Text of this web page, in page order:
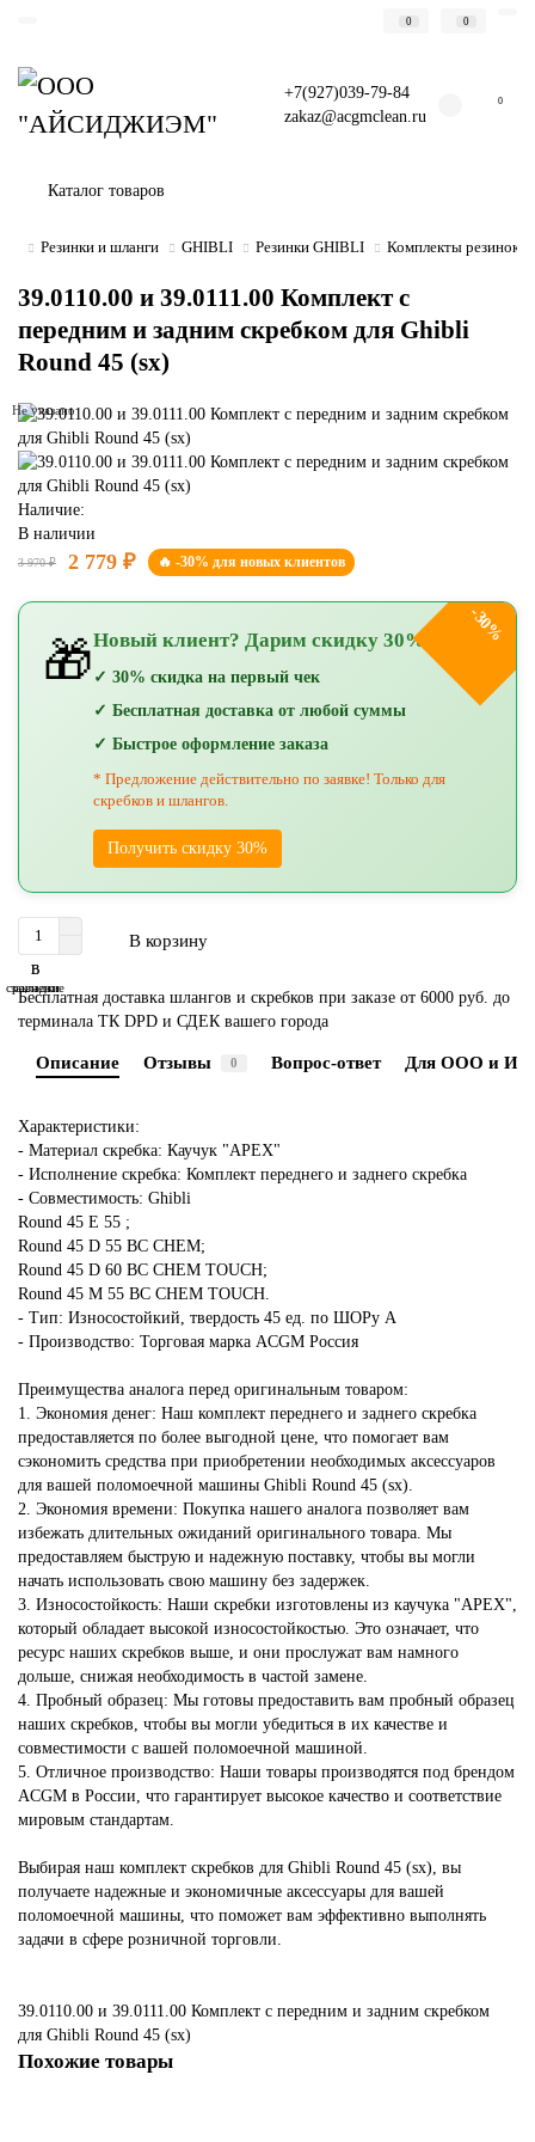
0 0
+7(927)039-79-84
zakaz@acgmclean.ru
0
Каталог товаров
Резинки и шланги GHIBLI Резинки GHIBLI Комплекты резинок
39.0110.00 и 39.0111.00 Комплект с
передним и задним скребком для Ghibli
Round 45 (sx)
Не указано
Наличие:
В наличии
3 970 ₽ 2 779 ₽ 🔥 -30% для новых клиентов
-30%
🎁Новый клиент? Дарим скидку 30%!
✓ 30% скидка на первый чек
✓ Бесплатная доставка от любой суммы
✓ Быстрое оформление заказа
* Предложение действительно по заявке! Только для
скребков и шлангов.
Получить скидку 30%
В корзину
В
закладки
В
сравнение
Бесплатная доставка шлангов и скребков при заказе от 6000 руб. до
терминала ТК DPD и СДЕК вашего города
Описание Отзывы 0 Вопрос-ответ Для ООО и ИП
Характеристики:
- Материал скребка: Каучук "APEX"
- Исполнение скребка: Комплект переднего и заднего скребка
- Совместимость: Ghibli
Round 45 E 55 ;
Round 45 D 55 BC CHEM;
Round 45 D 60 BC CHEM TOUCH;
Round 45 M 55 BC CHEM TOUCH.
- Тип: Износостойкий, твердость 45 ед. по ШОРу А
- Производство: Торговая марка ACGM Россия
Преимущества аналога перед оригинальным товаром:
1. Экономия денег: Наш комплект переднего и заднего скребка
предоставляется по более выгодной цене, что помогает вам
сэкономить средства при приобретении необходимых аксессуаров
для вашей поломоечной машины Ghibli Round 45 (sx).
2. Экономия времени: Покупка нашего аналога позволяет вам
избежать длительных ожиданий оригинального товара. Мы
предоставляем быструю и надежную поставку, чтобы вы могли
начать использовать свою машину без задержек.
3. Износостойкость: Наши скребки изготовлены из каучука "APEX",
который обладает высокой износостойкостью. Это означает, что
ресурс наших скребков выше, и они прослужат вам намного
дольше, снижая необходимость в частой замене.
4. Пробный образец: Мы готовы предоставить вам пробный образец
наших скребков, чтобы вы могли убедиться в их качестве и
совместимости с вашей поломоечной машиной.
5. Отличное производство: Наши товары производятся под брендом
ACGM в России, что гарантирует высокое качество и соответствие
мировым стандартам.
Выбирая наш комплект скребков для Ghibli Round 45 (sx), вы
получаете надежные и экономичные аксессуары для вашей
поломоечной машины, что поможет вам эффективно выполнять
задачи в сфере розничной торговли.
39.0110.00 и 39.0111.00 Комплект с передним и задним скребком
для Ghibli Round 45 (sx)
Похожие товары